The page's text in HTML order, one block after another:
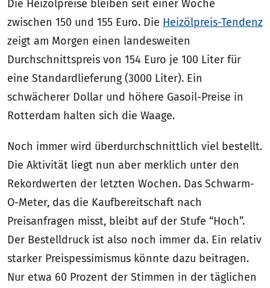
Die Heizölpreise bleiben seit einer Woche
zwischen 150 und 155 Euro. Die Heizölpreis-Tendenz
zeigt am Morgen einen landesweiten
Durchschnittspreis von 154 Euro je 100 Liter für
eine Standardlieferung (3000 Liter). Ein
schwächerer Dollar und höhere Gasoil-Preise in
Rotterdam halten sich die Waage.
Noch immer wird überdurchschnittlich viel bestellt.
Die Aktivität liegt nun aber merklich unter den
Rekordwerten der letzten Wochen. Das Schwarm-
O-Meter, das die Kaufbereitschaft nach
Preisanfragen misst, bleibt auf der Stufe “Hoch”.
Der Bestelldruck ist also noch immer da. Ein relativ
starker Preispessimismus könnte dazu beitragen.
Nur etwa 60 Prozent der Stimmen in der täglichen